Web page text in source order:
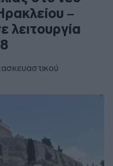
–
λειτουργία